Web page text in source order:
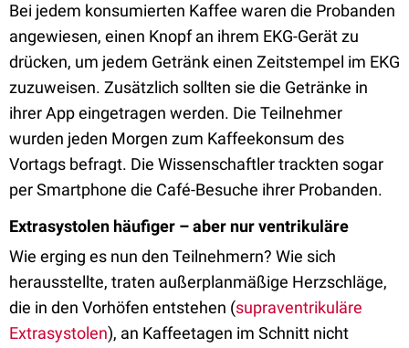
Bei jedem konsumierten Kaffee waren die Probanden
angewiesen, einen Knopf an ihrem EKG-Gerät zu
drücken, um jedem Getränk einen Zeitstempel im EKG
zuzuweisen. Zusätzlich sollten sie die Getränke in
ihrer App eingetragen werden. Die Teilnehmer
wurden jeden Morgen zum Kaffeekonsum des
Vortags befragt. Die Wissenschaftler trackten sogar
per Smartphone die Café-Besuche ihrer Probanden.
Extrasystolen häufiger – aber nur ventrikuläre
Wie erging es nun den Teilnehmern? Wie sich
herausstellte, traten außerplanmäßige Herzschläge,
die in den Vorhöfen entstehen (supraventrikuläre
Extrasystolen), an Kaffeetagen im Schnitt nicht